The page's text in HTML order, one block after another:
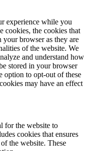
experience while you
cookies, the cookies that
your browser as they are
of the website. We
and understand how
stored in your browser
option to opt-out of these
may have an effect
for the website to
cookies that ensures
the website. These